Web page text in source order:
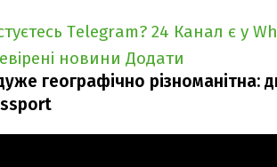
Telegram? 24 Канал є у
новини Додати
географічно різноманітна: